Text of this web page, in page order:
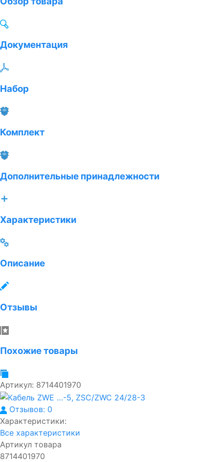
Документация
Набор
Комплект
Дополнительные принадлежности
Характеристики
Описание
Отзывы
Похожие товары
Артикул: 8714401970
Отзывов: 0
Характеристики:
Все характеристики
Артикул товара
8714401970